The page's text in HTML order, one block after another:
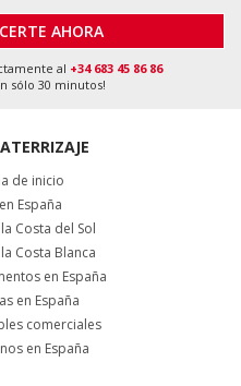
AHORA
al +34 683 45 86 86
sólo 30 minutos!
de inicio
España
Costa del Sol
Costa Blanca
en España
en España
comerciales
en España